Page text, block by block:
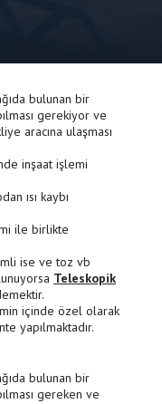
bulunan bir
gerekiyor ve
aracına ulaşması
inşaat işlemi
ısı kaybı
ile birlikte
ise ve toz vb
Teleskopik
içinde özel olarak
yapılmaktadır.
bulunan bir
gereken ve